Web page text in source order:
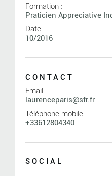
Formation :
Praticien Appreciative
Date :
10/2016
CONTACT
Email :
laurenceparis@sfr.fr
Téléphone mobile :
+33612804340
SOCIAL